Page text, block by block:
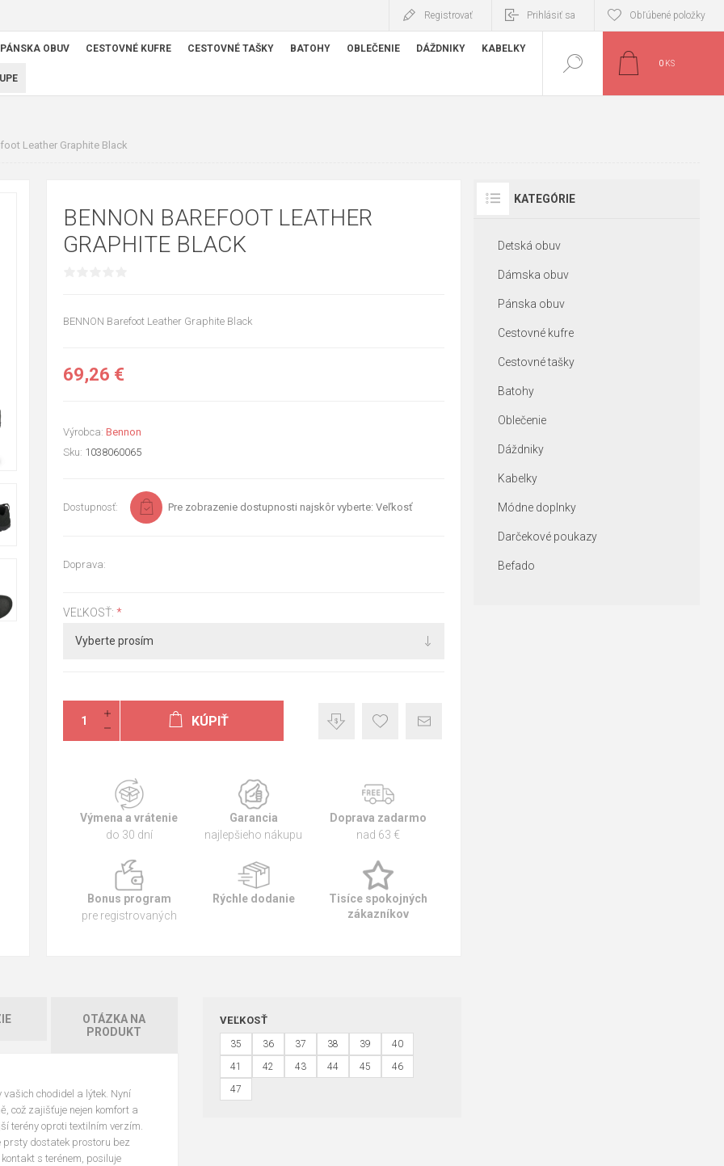
Registrovať Prihlásiť sa Obľúbené položky
PÁNSKA OBUV CESTOVNÉ KUFRE CESTOVNÉ TAŠKY BATOHY OBLEČENIE DÁŽDNIKY KABELKY
0 KS
Leather Graphite Black
BENNON BAREFOOT LEATHER
GRAPHITE BLACK
BENNON Barefoot Leather Graphite Black
69,26 €
Výrobca: Bennon
Sku: 1038060065
Dostupnosť: Pre zobrazenie dostupnosti najskôr vyberte: Veľkosť
Doprava:
VEĽKOSŤ: *
KÚPIŤ
Výmena a vrátenie
do 30 dní
Garancia
najlepšieho nákupu
Doprava zadarmo
nad 63 €
Bonus program
pre registrovaných
Rýchle dodanie
Tisíce spokojných
zákazníkov
OTÁZKA NA
PRODUKT
chodidel a lýtek. Nyní
což zajišťuje nejen komfort a
terény oproti textilním verzím.
prsty dostatek prostoru bez
s terénem, posiluje
VEĽKOSŤ
35 36 37 38 39
40
41
42 43 44 45
46
47
KATEGÓRIE
Detská obuv
Dámska obuv
Pánska obuv
Cestovné kufre
Cestovné tašky
Batohy
Oblečenie
Dáždniky
Kabelky
Módne doplnky
Darčekové poukazy
Befado